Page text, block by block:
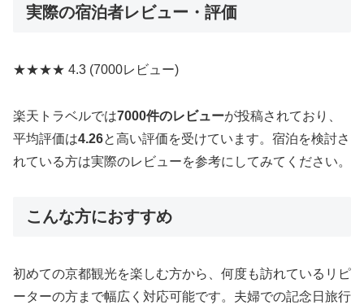
実際の宿泊者レビュー・評価
★★★★ 4.3 (7000レビュー)
楽天トラベルでは7000件のレビューが投稿されており、
平均評価は4.26と高い評価を受けています。宿泊を検討さ
れている方は実際のレビューを参考にしてみてください。
こんな方におすすめ
初めての京都観光を楽しむ方から、何度も訪れているリピ
ーターの方まで幅広く対応可能です。夫婦での記念日旅行